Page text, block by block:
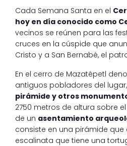
Cada Semana Santa en el
hoy en día conocido como
vecinos se reúnen para las
cruces en la cúspide que
Cristo y a San Bernabé, el
En el cerro de Mazatépetl
antiguos pobladores del
pirámide y otros
2750 metros de altura sobre
de un asentamiento
consiste en una pirámide
escalinata que tiene una